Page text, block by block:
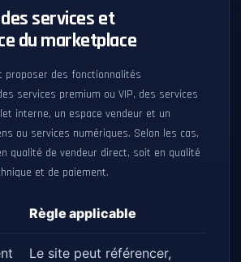
services et
du marketplace
proposer des fonctionnalités
services premium ou VIP, des services
interne, un espace vendeur et un
ou services numériques. Selon les cas,
qualité de vendeur direct, soit en qualité
et de paiement.
Règle applicable
Le site peut référencer,